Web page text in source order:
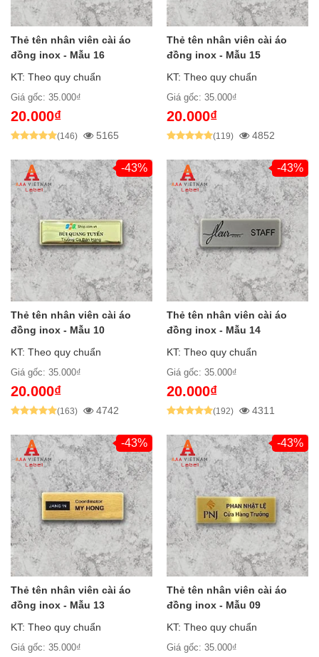
Thẻ tên nhân viên cài áo
đồng inox - Mẫu 16
KT: Theo quy chuẩn
Giá gốc: 35.000₫
20.000₫
(146) 5165
Thẻ tên nhân viên cài áo
đồng inox - Mẫu 15
KT: Theo quy chuẩn
Giá gốc: 35.000₫
20.000₫
(119) 4852
-43%
Thẻ tên nhân viên cài áo
đồng inox - Mẫu 10
KT: Theo quy chuẩn
Giá gốc: 35.000₫
20.000₫
(163) 4742
-43%
Thẻ tên nhân viên cài áo
đồng inox - Mẫu 14
KT: Theo quy chuẩn
Giá gốc: 35.000₫
20.000₫
(192) 4311
-43%
Thẻ tên nhân viên cài áo
đồng inox - Mẫu 13
KT: Theo quy chuẩn
Giá gốc: 35.000₫
-43%
Thẻ tên nhân viên cài áo
đồng inox - Mẫu 09
KT: Theo quy chuẩn
Giá gốc: 35.000₫